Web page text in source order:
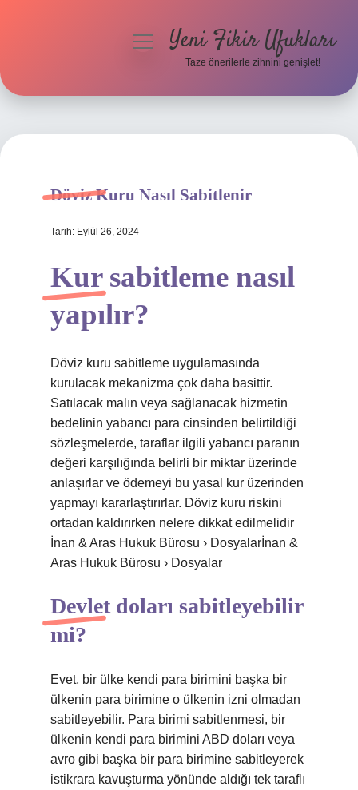
Hakkımızda
menüyüYeni Fikir Ufukları
Taze önerilerle zihnini genişlet!
Döviz Kuru Nasıl Sabitlenir
Tarih: Eylül 26, 2024
Kur sabitleme nasıl
yapılır?
Döviz kuru sabitleme uygulamasında
kurulacak mekanizma çok daha basittir.
Satılacak malın veya sağlanacak hizmetin
bedelinin yabancı para cinsinden belirtildiği
sözleşmelerde, taraflar ilgili yabancı paranın
değeri karşılığında belirli bir miktar üzerinde
anlaşırlar ve ödemeyi bu yasal kur üzerinden
yapmayı kararlaştırırlar. Döviz kuru riskini
ortadan kaldırırken nelere dikkat edilmelidir
İnan & Aras Hukuk Bürosu › Dosyalarİnan &
Aras Hukuk Bürosu › Dosyalar
Devlet doları sabitleyebilir
mi?
Evet, bir ülke kendi para birimini başka bir
ülkenin para birimine o ülkenin izni olmadan
sabitleyebilir. Para birimi sabitlenmesi, bir
ülkenin kendi para birimini ABD doları veya
avro gibi başka bir para birimine sabitleyerek
istikrara kavuşturma yönünde aldığı tek taraflı